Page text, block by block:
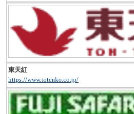
東天紅
https://www.totenko.co.jp/